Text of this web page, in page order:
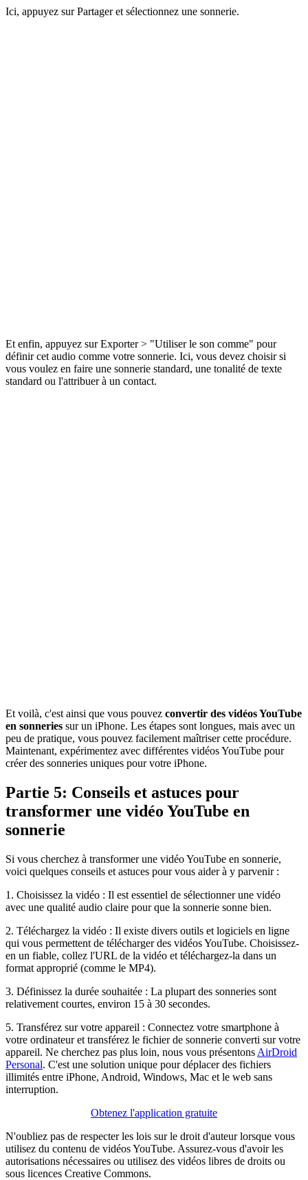
Ici, appuyez sur Partager et sélectionnez une sonnerie.
Et enfin, appuyez sur Exporter > "Utiliser le son comme" pour
définir cet audio comme votre sonnerie. Ici, vous devez choisir si
vous voulez en faire une sonnerie standard, une tonalité de texte
standard ou l'attribuer à un contact.
Et voilà, c'est ainsi que vous pouvez convertir des vidéos YouTube
en sonneries sur un iPhone. Les étapes sont longues, mais avec un
peu de pratique, vous pouvez facilement maîtriser cette procédure.
Maintenant, expérimentez avec différentes vidéos YouTube pour
créer des sonneries uniques pour votre iPhone.
Partie 5: Conseils et astuces pour
transformer une vidéo YouTube en
sonnerie
Si vous cherchez à transformer une vidéo YouTube en sonnerie,
voici quelques conseils et astuces pour vous aider à y parvenir :
1. Choisissez la vidéo : Il est essentiel de sélectionner une vidéo
avec une qualité audio claire pour que la sonnerie sonne bien.
2. Téléchargez la vidéo : Il existe divers outils et logiciels en ligne
qui vous permettent de télécharger des vidéos YouTube. Choisissez-
en un fiable, collez l'URL de la vidéo et téléchargez-la dans un
format approprié (comme le MP4).
3. Définissez la durée souhaitée : La plupart des sonneries sont
relativement courtes, environ 15 à 30 secondes.
5. Transférez sur votre appareil : Connectez votre smartphone à
votre ordinateur et transférez le fichier de sonnerie converti sur votre
appareil. Ne cherchez pas plus loin, nous vous présentons AirDroid
Personal. C'est une solution unique pour déplacer des fichiers
illimités entre iPhone, Android, Windows, Mac et le web sans
interruption.
Obtenez l'application gratuite
N'oubliez pas de respecter les lois sur le droit d'auteur lorsque vous
utilisez du contenu de vidéos YouTube. Assurez-vous d'avoir les
autorisations nécessaires ou utilisez des vidéos libres de droits ou
sous licences Creative Commons.